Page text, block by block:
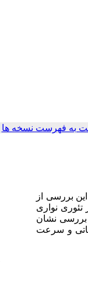
به فهرست نسخه ها
بررسی از
تئوری نواری
بررسی نشان
و سرعت